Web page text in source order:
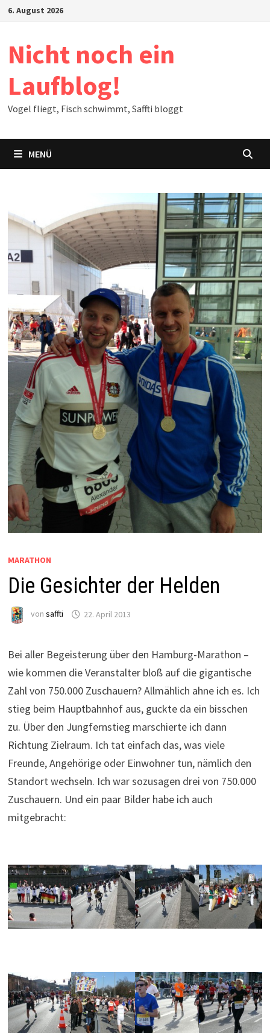
Zum6. August 2026
Nicht noch ein
Laufblog!
Vogel fliegt, Fisch schwimmt, Saffti bloggt
MENÜ
MARATHON
Die Gesichter der Helden
von saffti 22. April 2013
Bei aller Begeisterung über den Hamburg-Marathon –
wie kommen die Veranstalter bloß auf die gigantische
Zahl von 750.000 Zuschauern? Allmählich ahne ich es. Ich
stieg beim Hauptbahnhof aus, guckte da ein bisschen
zu. Über den Jungfernstieg marschierte ich dann
Richtung Zielraum. Ich tat einfach das, was viele
Freunde, Angehörige oder Einwohner tun, nämlich den
Standort wechseln. Ich war sozusagen drei von 750.000
Zuschauern. Und ein paar Bilder habe ich auch
mitgebracht: